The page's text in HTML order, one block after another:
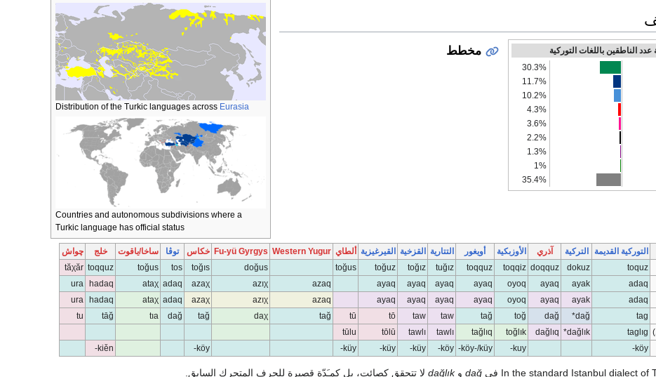
Distribution of the Turkic languages across Eurasia
Countries and autonomous subdivisions where a
Turkic language has official status
عدد الناطقين باللغات التوركية
30.3%
11.7%
10.2%
4.3%
3.6%
2.2%
1.3%
1%
35.4%
مخطط
التوركية القديمة التركية آذري الأوزبكية أويغور التتارية القزخية القيرغيزية ألطاي Western Yugur
Fu-yü Gyrgys خكاس توڤا ساخا/ياقوت خلج
چواش
toquz
dokuz
doqquz
toqqiz
toqquz
tuğız
toğız
toğuz
toğus
doğus
toğıs
tos
toğus
toqquz
tăχăr
adaq
ayak
ayaq
oyoq
ayaq
ayaq
ayaq
ayaq
azaq
azıχ
azaχ
adaq
ataχ
hadaq
ura
adaq
ayak
ayaq
oyoq
ayaq
ayaq
ayaq
ayaq
azaq
azıχ
azaχ
adaq
ataχ
hadaq
ura
tag
dağ*
dağ
toğ
tağ
taw
taw
tō
tū
tağ
daχ
tağ
dağ
tıa
tāğ
tu
)
taglıg
dağlık*
dağlıq
toğlık
tağlıq
tawlı
tawlı
tōlū
tūlu
köy-
kuy-
köy-/küy-
köy-
küy-
küy-
küy-
köy-
kiěn-
في dağ وdağlık لا تتحقق كصائت، بل كمـَدّة قصيرة للحرف المتحرك السابق.